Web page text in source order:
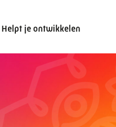
Helpt je ontwikkelen